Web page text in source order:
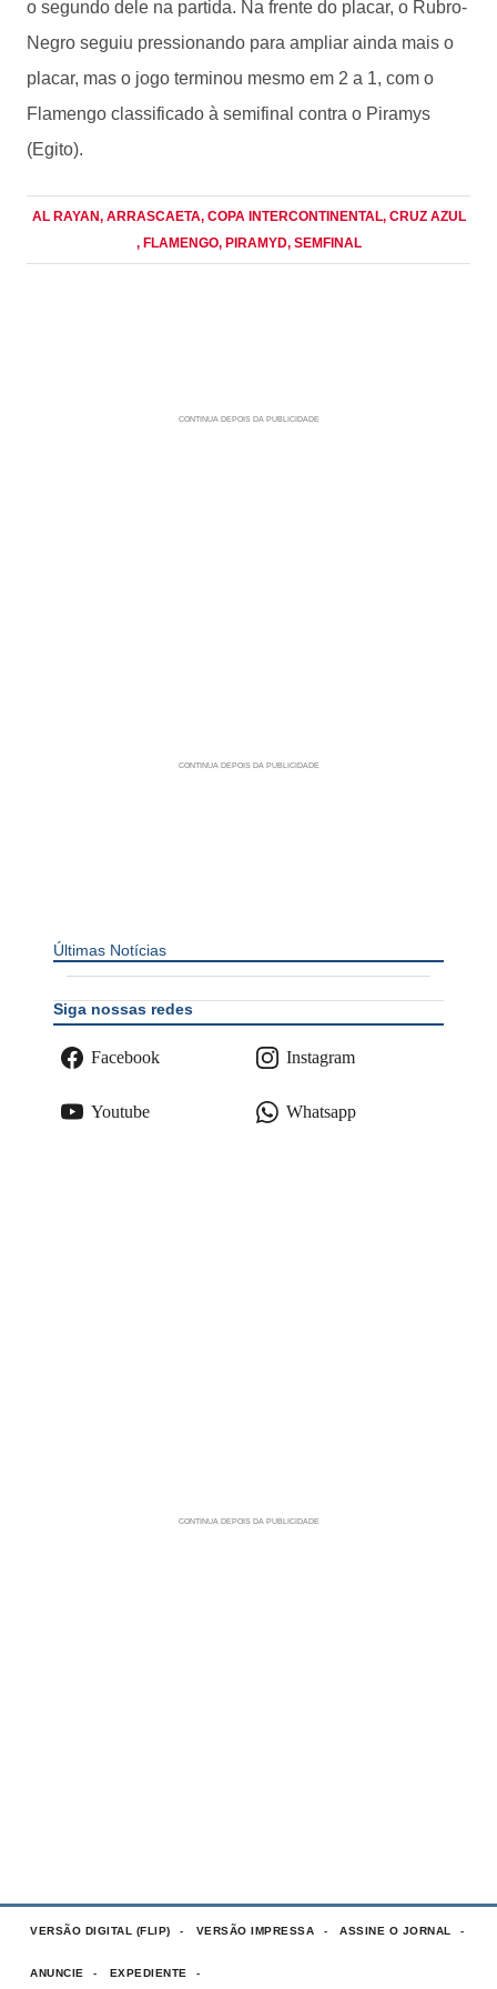
o segundo dele na partida. Na frente do placar, o Rubro-
Negro seguiu pressionando para ampliar ainda mais o
placar, mas o jogo terminou mesmo em 2 a 1, com o
Flamengo classificado à semifinal contra o Piramys
(Egito).
AL RAYAN, ARRASCAETA, COPA INTERCONTINENTAL, CRUZ AZUL
, FLAMENGO, PIRAMYD, SEMFINAL
Últimas Notícias
Siga nossas redes
Facebook Instagram
Youtube Whatsapp
VERSÃO DIGITAL (FLIP) VERSÃO IMPRESSA ASSINE O JORNAL
ANUNCIE EXPEDIENTE